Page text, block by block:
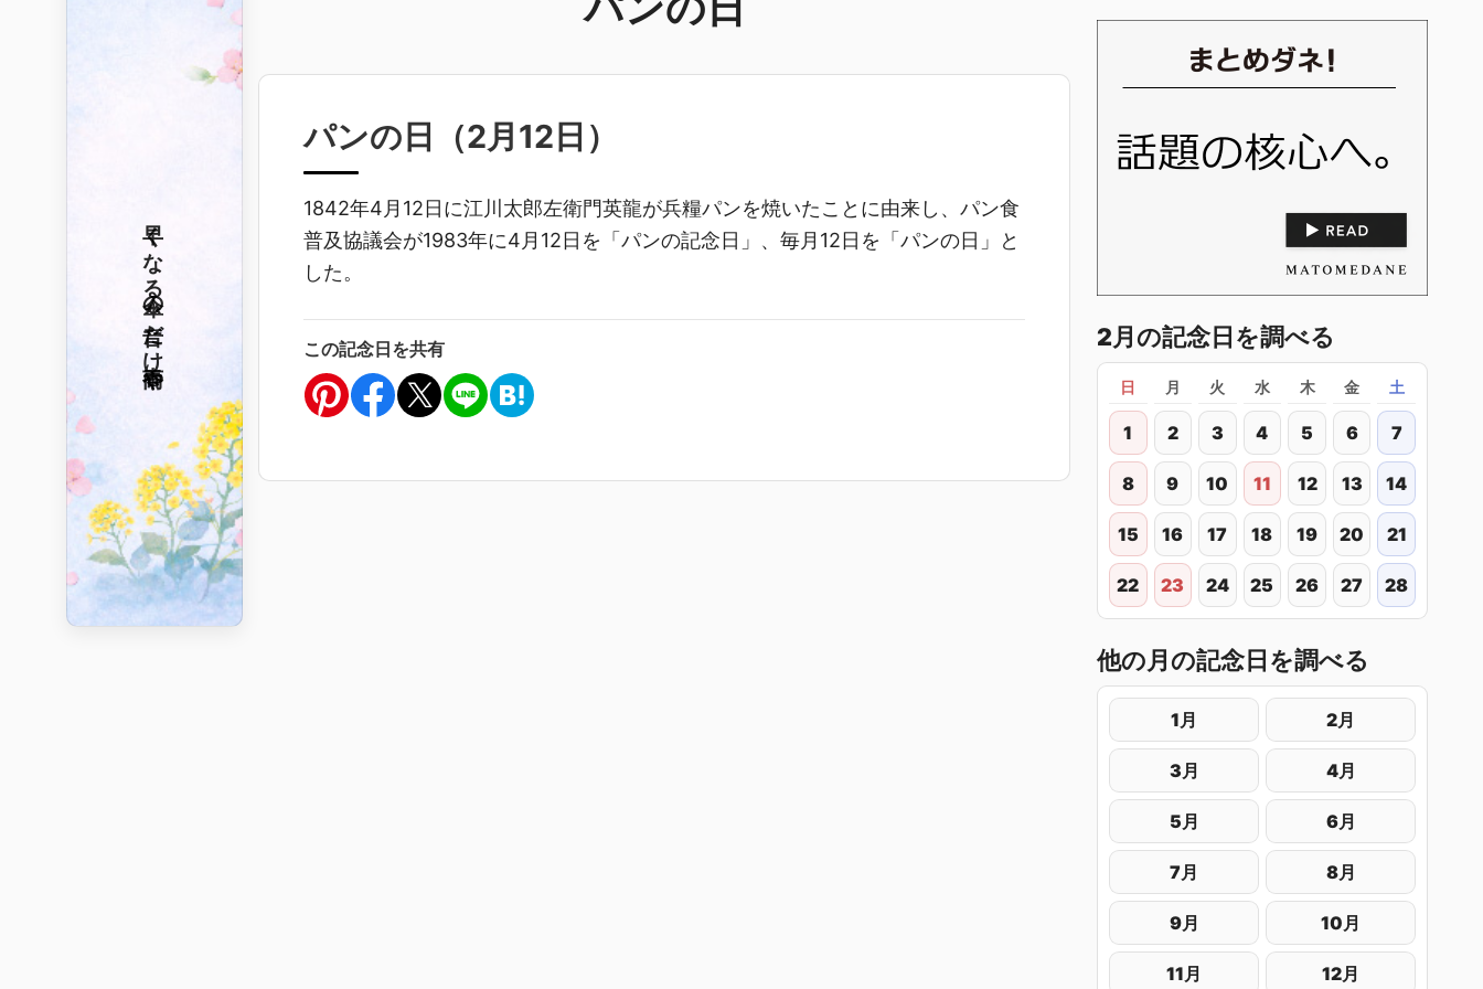
パンの日（2月12日 ）
1842年4月12日に江川太郎左衛門英龍が兵糧パンを焼いたことに由来し、パン食
普及協議会が1983年に4月12日を「パンの記念日」、毎月12日を「パンの日」と
した。
この記念日を共有 2月の記念日を調べる
日 月 火 水 木 金 土
1 2 3 4 5 6 7
8 9 10 11 12 13 14
15 16 17 18 19 20 21
22 23 24 25 26 27 28
他の月の記念日を調べる
1月 2月
3月 4月
5月 6月
7月 8月
9月 10月
11月 12月
春雨や
傘の音だけ
早くなる